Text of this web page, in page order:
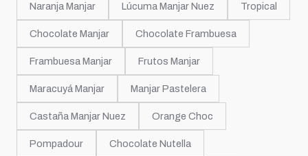
Naranja Manjar Lúcuma Manjar Nuez Tropical
Chocolate Manjar Chocolate Frambuesa
Frambuesa Manjar Frutos Manjar
Maracuyá Manjar Manjar Pastelera
Castaña Manjar Nuez Orange Choc
Pompadour Chocolate Nutella